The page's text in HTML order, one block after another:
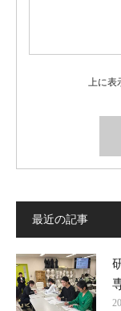
上に
最近の記事